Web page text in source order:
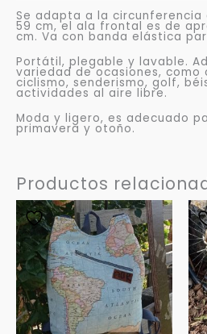
Se adapta a la
59 cm, el ala frontal es de
cm. Va con banda elástica
Portátil, plegable y lavable.
variedad de ocasiones, como
ciclismo, senderismo, golf,
actividades al aire libre.
Moda y ligero, es adecuado
primavera y otoño.
Productos